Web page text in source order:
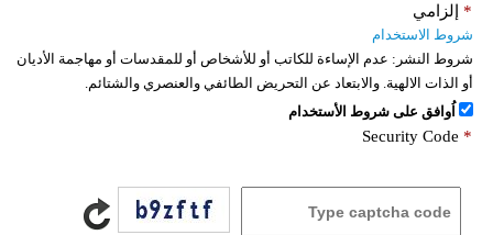
إلزامي *
شروط الاستخدام
شروط النشر: عدم الإساءة للكاتب أو للأشخاص أو للمقدسات أو مهاجمة الأديان
أو الذات الالهية. والابتعاد عن التحريض الطائفي والعنصري والشتائم.
اُوافق على شروط الأستخدام
Security Code *